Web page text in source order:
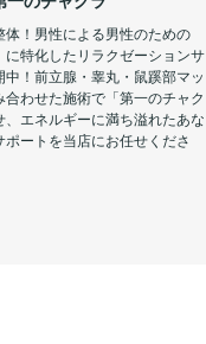
体！男性による男性のための
に特化したリラクゼーションサ
中！前立腺・睾丸・鼠蹊部マッ
わせた施術で「第一のチャク
、エネルギーに満ち溢れたあな
ートを当店にお任せくださ